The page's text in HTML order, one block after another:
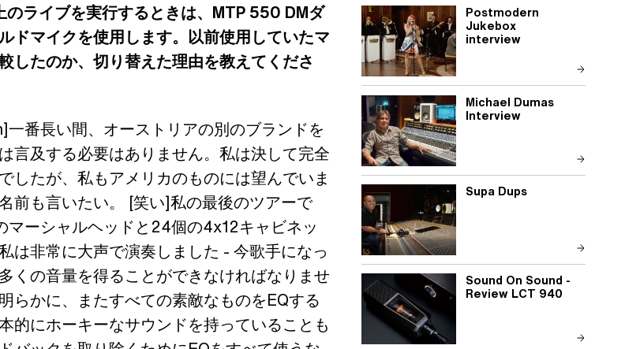
ライブを実行するときは、MTP 550 DMダ
ドマイクを使用します。以前使用していたマ
したのか、切り替えた理由を教えてくださ
番長い間、オーストリアの別のブランドを
言及する必要はありません。私は決して完全
したが、私もアメリカのものには望んでいま
前も言いたい。 [笑い]私の最後のツアーで
マーシャルヘッドと24個の4x12キャビネッ
は非常に大声で演奏しました - 今歌手になっ
くの音量を得ることができなければなりませ
らかに、またすべての素敵なものをEQする
的にホーキーなサウンドを持っていることも
Postmodern
Jukebox
interview
Michael Dumas
Interview
Supa Dups
Sound On Sound -
Review LCT 940